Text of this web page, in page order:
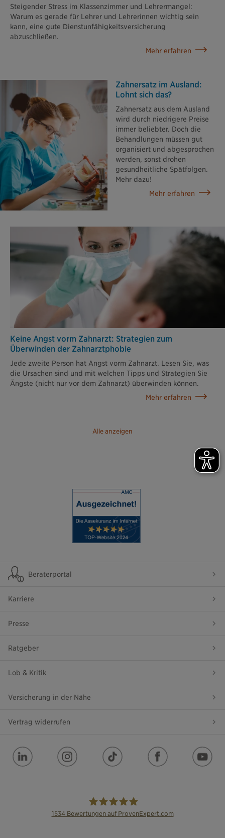
Alle anzeigen
Steigender Stress im Klassenzimmer und Lehrermangel:
Warum es gerade für Lehrer und Lehrerinnen wichtig sein
kann, eine gute Dienstunfähigkeitsversicherung
abzuschließen.
Mehr erfahren
Zahnersatz im Ausland:
Lohnt sich das?
Zahnersatz aus dem Ausland
wird durch niedrigere Preise
immer beliebter. Doch die
Behandlungen müssen gut
organisiert und abgesprochen
werden, sonst drohen
gesundheitliche Spätfolgen.
Mehr dazu!
Mehr erfahren
Keine Angst vorm Zahnarzt: Strategien zum
Überwinden der Zahnarztphobie
Jede zweite Person hat Angst vorm Zahnarzt. Lesen Sie, was
die Ursachen sind und mit welchen Tipps und Strategien Sie
Ängste (nicht nur vor dem Zahnarzt) überwinden können.
Mehr erfahren
Beraterportal
Karriere
Presse
Ratgeber
Lob & Kritik
Versicherung in der Nähe
Vertrag widerrufen
1534 Bewertungen auf ProvenExpert.com